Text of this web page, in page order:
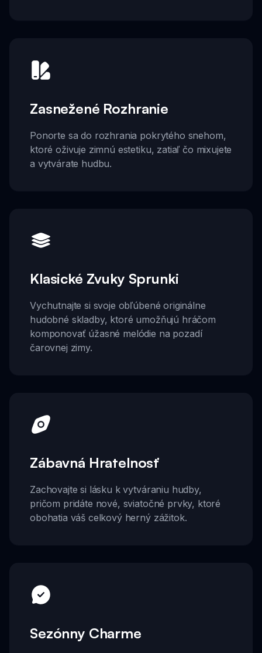
Zasnežené Rozhranie
Ponorte sa do rozhrania pokrytého snehom,
ktoré oživuje zimnú estetiku, zatiaľ čo mixujete
a vytvárate hudbu.
Klasické Zvuky Sprunki
Vychutnajte si svoje obľúbené originálne
hudobné skladby, ktoré umožňujú hráčom
komponovať úžasné melódie na pozadí
čarovnej zimy.
Zábavná Hratelnosť
Zachovajte si lásku k vytváraniu hudby,
pričom pridáte nové, sviatočné prvky, ktoré
obohatia váš celkový herný zážitok.
Sezónny Charme